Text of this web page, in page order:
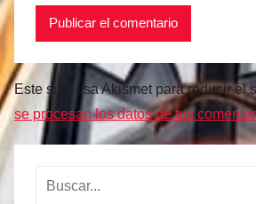
Este sitio usa Akismet para reducir el
se procesan los datos de tus
Buscar: